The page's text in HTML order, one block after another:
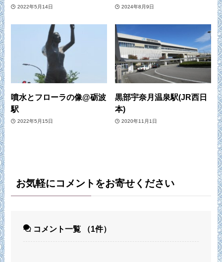
2022年5月14日 2024年8月9日
噴水とフローラの像@砺波
駅
2022年5月15日
黒部宇奈月温泉駅(JR西日
本)
2020年11月1日
お気軽にコメントをお寄せください
コメント一覧 （1件）